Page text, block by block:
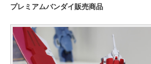
プレミアムバンダイ販売商品